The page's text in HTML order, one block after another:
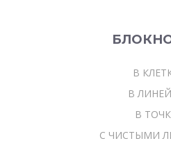
В
В
В
С ЧИСТЫМИ